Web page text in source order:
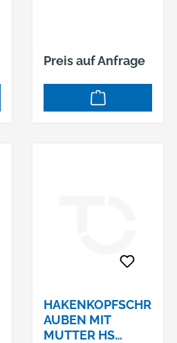
Preis auf Anfrage
HAKENKOPFSCHR
AUBEN MIT
MUTTER HS